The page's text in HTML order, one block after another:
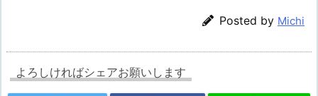
Posted by Michi
よろしければシェアお願いします